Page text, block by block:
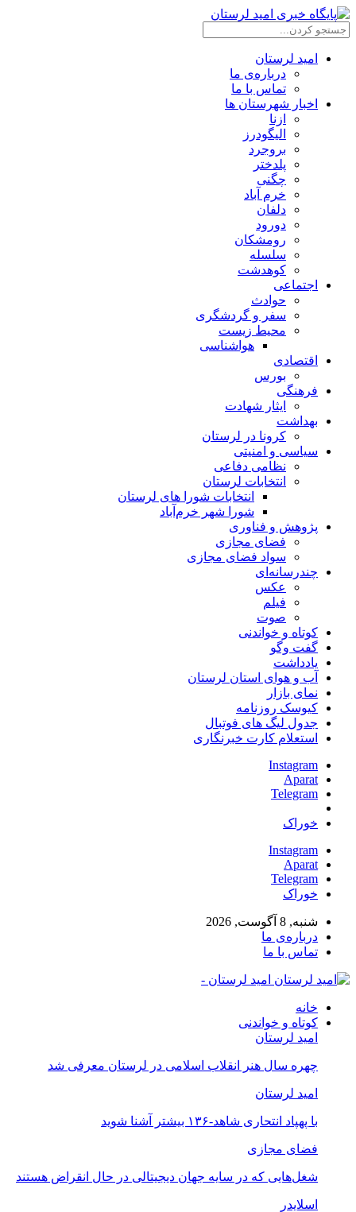
امید لرستان
درباره‌ی ما
تماس با ما
اخبار شهرستان ها
ازنا
الیگودرز
بروجرد
پلدختر
چگنی
خرم آباد
دلفان
دورود
رومشکان
سلسله
کوهدشت
اجتماعی
حوادث
سفر و گردشگری
محیط زیست
هواشناسی
اقتصادی
بورس
فرهنگی
ایثار شهادت
بهداشت
کرونا در لرستان
سیاسی و امنیتی
نظامی دفاعی
انتخابات لرستان
انتخابات شورا های لرستان
شورا شهر خرم‌آباد
پژوهش و فناوری
فضای مجازی
سواد فضای مجازی
چندرسانه‌ای
عكس
فیلم
صوت
کوتاه و خواندنی
گفت وگو
یادداشت
آب و هوای استان لرستان
نمای بازار
کیوسک روزنامه
جدول لیگ های فوتبال
استعلام کارت خبرنگاری
Instagram
Aparat
Telegram
خوراک
Instagram
Aparat
Telegram
خوراک
شنبه, 8 آگوست, 2026
درباره‌ی ما
تماس با ما
امید لرستان -
خانه
کوتاه و خواندنی
امید لرستان
چهره سال هنر انقلاب اسلامی در لرستان معرفی شد
امید لرستان
با پهپاد انتحاری شاهد-۱۳۶ بیشتر آشنا شوید
فضای مجازی
شغل‌‌هایی که در سایه جهان دیجیتالی در حال انقراض هستند
اسلایدر